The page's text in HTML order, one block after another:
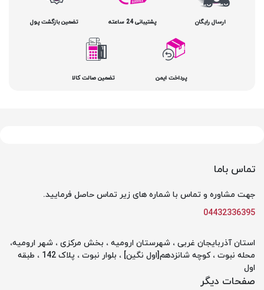
ارسال رایگان پشتیبانی 24 ساعته تضمین بازگشت پول
پرداخت ایمن تضمین صالت کالا
تماس باما
جهت مشاوره و تماس با شماره های زیر تماس حاصل فرمایید.
04432336395
استان آذربایجان غربی ، شهرستان ارومیه ، بخش مرکزی ، شهر ارومیه،
محله نبوت ، کوچه شانزدهم[اول نگین] ، بلوار نبوت ، پلاک 142 ، طبقه
اول
صفحات دیگر